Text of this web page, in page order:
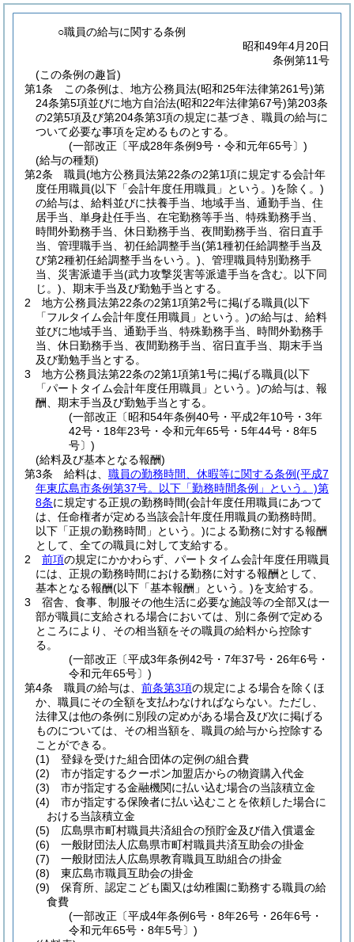
○職員の給与に関する条例
昭和49年4月20日
条例第11号
(この条例の趣旨)
第1条
この条例は、地方公務員法(昭和25年法律第261号)第
24条第5項並びに地方自治法(昭和22年法律第67号)第203条
の2第5項及び第204条第3項の規定に基づき、職員の給与に
ついて必要な事項を定めるものとする。
(一部改正〔平成28年条例9号・令和元年65号〕)
(給与の種類)
第2条
職員(地方公務員法第22条の2第1項に規定する会計年
度任用職員(以下「会計年度任用職員」という。)を除く。)
の給与は、給料並びに扶養手当、地域手当、通勤手当、住
居手当、単身赴任手当、在宅勤務等手当、特殊勤務手当、
時間外勤務手当、休日勤務手当、夜間勤務手当、宿日直手
当、管理職手当、初任給調整手当(第1種初任給調整手当及
び第2種初任給調整手当をいう。) 、管理職員特別勤務手
当、災害派遣手当(武力攻撃災害等派遣手当を含む。以下同
じ。) 、期末手当及び勤勉手当とする。
2
地方公務員法第22条の2第1項第2号に掲げる職員(以下
「フルタイム会計年度任用職員」という。)の給与は、給料
並びに地域手当、通勤手当、特殊勤務手当、時間外勤務手
当、休日勤務手当、夜間勤務手当、宿日直手当、期末手当
及び勤勉手当とする。
3
地方公務員法第22条の2第1項第1号に掲げる職員(以下
「パートタイム会計年度任用職員」という。)の給与は、報
酬、期末手当及び勤勉手当とする。
(一部改正〔昭和54年条例40号・平成2年10号・3年
42号・18年23号・令和元年65号・5年44号・8年5
号〕)
(給料及び基本となる報酬)
第3条
給料は、 職員の勤務時間、休暇等に関する条例(平成7
年東広島市条例第37号。以下「勤務時間条例」という。)第
8条に規定する正規の勤務時間(会計年度任用職員にあつて
は、任命権者が定める当該会計年度任用職員の勤務時間。
以下「正規の勤務時間」という。)による勤務に対する報酬
として、全ての職員に対して支給する。
2
前項の規定にかかわらず、パートタイム会計年度任用職員
には、正規の勤務時間における勤務に対する報酬として、
基本となる報酬(以下「基本報酬」という。)を支給する。
3
宿舎、食事、制服その他生活に必要な施設等の全部又は一
部が職員に支給される場合においては、別に条例で定める
ところにより、その相当額をその職員の給料から控除す
る。
(一部改正〔平成3年条例42号・7年37号・26年6号・
令和元年65号〕)
第4条
職員の給与は、 前条第3項の規定による場合を除くほ
か、職員にその全額を支払わなければならない。 ただし、
法律又は他の条例に別段の定めがある場合及び次に掲げる
ものについては、その相当額を、職員の給与から控除する
ことができる。
(1)
登録を受けた組合団体の定例の組合費
(2)
市が指定するクーポン加盟店からの物資購入代金
(3)
市が指定する金融機関に払い込む場合の当該積立金
(4)
市が指定する保険者に払い込むことを依頼した場合に
おける当該積立金
(5)
広島県市町村職員共済組合の預貯金及び借入償還金
(6)
一般財団法人広島県市町村職員共済互助会の掛金
(7)
一般財団法人広島県教育職員互助組合の掛金
(8)
東広島市職員互助会の掛金
(9)
保育所、認定こども園又は幼稚園に勤務する職員の給
食費
(一部改正〔平成4年条例6号・8年26号・26年6号・
令和元年65号・8年5号〕)